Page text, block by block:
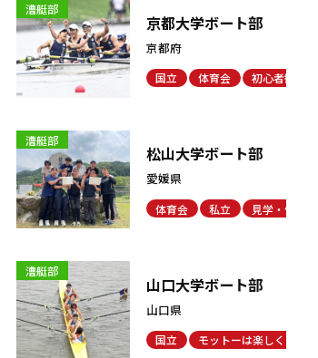
漕艇部
京都大学ボート部
京都府
国立 体育会 初心者歓迎
漕艇部
松山大学ボート部
愛媛県
体育会 私立 見学・体験可
漕艇部
山口大学ボート部
山口県
国立 モットーは楽しく